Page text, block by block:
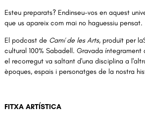
Esteu preparats? Endinseu-vos en aquest
que us apareix com mai no haguessiu pensat.
El podcast de Camí de les Arts, produït per
cultural 100% Sabadell. Gravada
el recorregut va saltant d'una disciplina a
èpoques, espais i personatges de la nostra
FITXA ARTÍSTICA